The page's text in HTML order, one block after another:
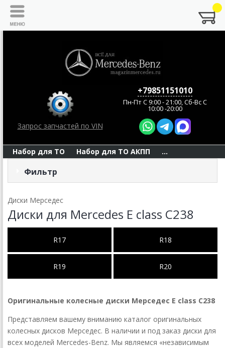
Запрос запчастей по VIN
+79851151010
Пн-Пт C 9:00 - 21:00, Сб-Вс С
10:00 -20:00
Набор для ТО Набор для ТО АКПП ...
Фильтр
Диски Мерседес
Диски для Mercedes E class C238
R17 R18
R19 R20
Оригинальные колесные диски Мерседес E class C238
Представляем вашему вниманию каталог оригинальных
колесных дисков Мерседес. В наличии и под заказ диски для
всех моделей Mercedes-Benz. Мы являемся «независимым